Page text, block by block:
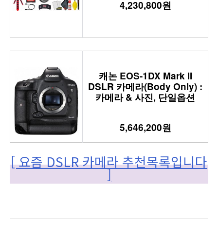
4,230,800원
캐논 EOS-1DX Mark II
DSLR 카메라(Body Only) :
카메라 & 사진, 단일옵션
5,646,200원
[ 요즘 DSLR 카메라 추천목록입니다
]